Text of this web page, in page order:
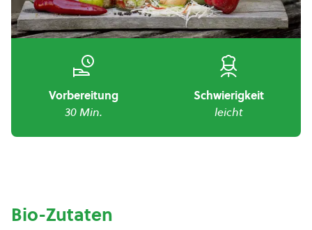
Vorbereitung
30 Min.
Schwierigkeit
leicht
Bio-Zutaten